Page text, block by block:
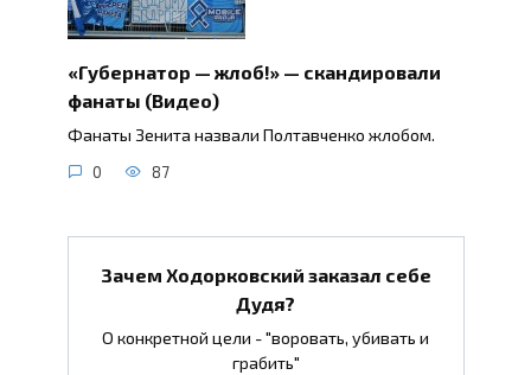
«Губернатор — жлоб!» — скандировали
фанаты (Видео)
Фанаты Зенита назвали Полтавченко жлобом.
0 87
Зачем Ходорковский заказал себе
Дудя?
О конкретной цели - "воровать, убивать и
грабить"